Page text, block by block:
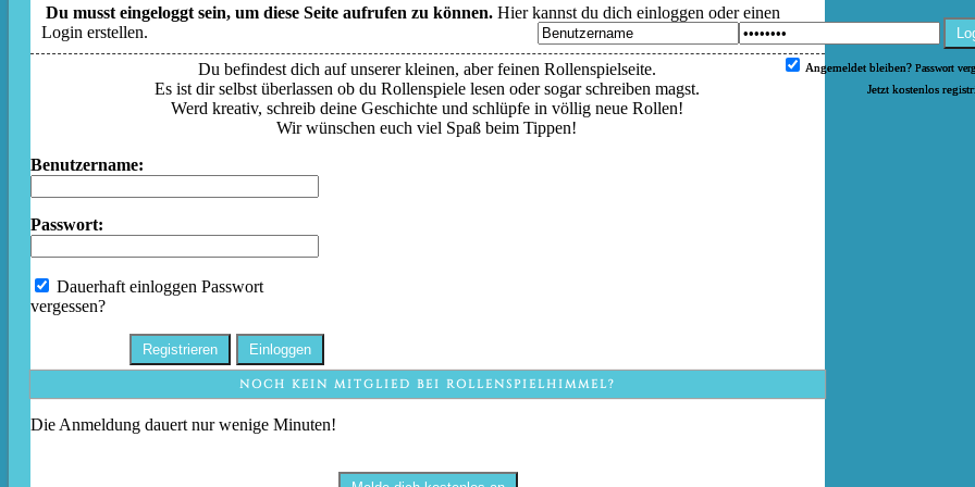
Angemeldet bleiben? Passwort
Jetzt kostenlos
Du musst eingeloggt sein, um diese Seite aufrufen zu können. Hier kannst du dich einloggen oder einen
Login erstellen.
Du befindest dich auf unserer kleinen, aber feinen Rollenspielseite.
Es ist dir selbst überlassen ob du Rollenspiele lesen oder sogar schreiben magst.
Werd kreativ, schreib deine Geschichte und schlüpfe in völlig neue Rollen!
Wir wünschen euch viel Spaß beim Tippen!
Benutzername:
Passwort:
Dauerhaft einloggen Passwort
vergessen?
NOCH KEIN MITGLIED BEI ROLLENSPIELHIMMEL?
Die Anmeldung dauert nur wenige Minuten!